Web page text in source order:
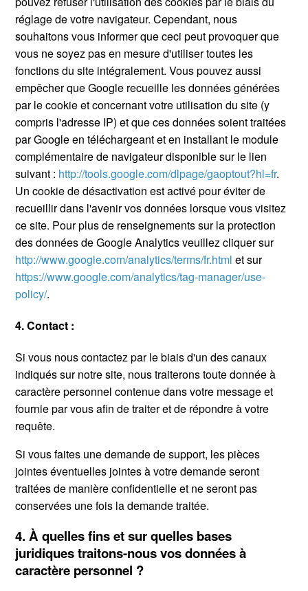
réglage de votre navigateur. Cependant, nous
souhaitons vous informer que ceci peut provoquer que
vous ne soyez pas en mesure d'utiliser toutes les
fonctions du site intégralement. Vous pouvez aussi
empêcher que Google recueille les données générées
par le cookie et concernant votre utilisation du site (y
compris l'adresse IP) et que ces données soient traitées
par Google en téléchargeant et en installant le module
complémentaire de navigateur disponible sur le lien
suivant : http://tools.google.com/dlpage/gaoptout?hl=fr.
Un cookie de désactivation est activé pour éviter de
recueillir dans l'avenir vos données lorsque vous visitez
ce site. Pour plus de renseignements sur la protection
des données de Google Analytics veuillez cliquer sur
http://www.google.com/analytics/terms/fr.html et sur
https://www.google.com/analytics/tag-manager/use-
policy/.
4. Contact :
Si vous nous contactez par le biais d'un des canaux
indiqués sur notre site, nous traiterons toute donnée à
caractère personnel contenue dans votre message et
fournie par vous afin de traiter et de répondre à votre
requête.
Si vous faites une demande de support, les pièces
jointes éventuelles jointes à votre demande seront
traitées de manière confidentielle et ne seront pas
conservées une fois la demande traitée.
4. À quelles fins et sur quelles bases
juridiques traitons-nous vos données à
caractère personnel ?